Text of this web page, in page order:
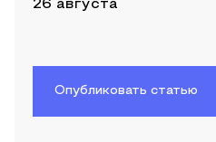
26 августа
Опубликовать статью